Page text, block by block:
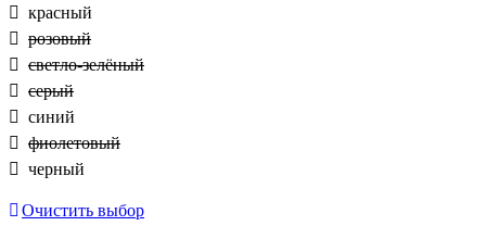
красный
розовый
светло-зелёный
серый
синий
фиолетовый
черный
Очистить выбор